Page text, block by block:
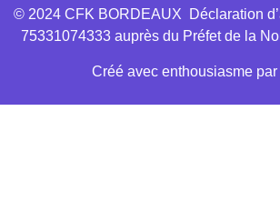
© 2024 CFK BORDEAUX Déclaration
75331074333 auprès du Préfet de la
Créé avec enthousiasmepar